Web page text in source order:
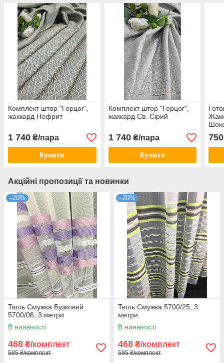
Комплект штор "Герцог",
жаккард Нефрит
1 740 ₴/пара
Купити
Комплект штор "Герцог",
жаккард Св. Сірий
1 740₴/пара
Купити
750
Акційні пропозиції та новинки
–20%
Тюль Смужка Бузковий
5700/06, 3 метри
В наявності
468 ₴/комплект
585 ₴/комплект
–20%
Тюль Смужка 5700/25, 3
метри
В наявності
468 ₴/комплект
585 ₴/комплект